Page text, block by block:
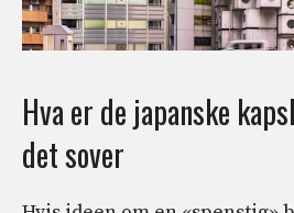
Hva er de japanske
det sover